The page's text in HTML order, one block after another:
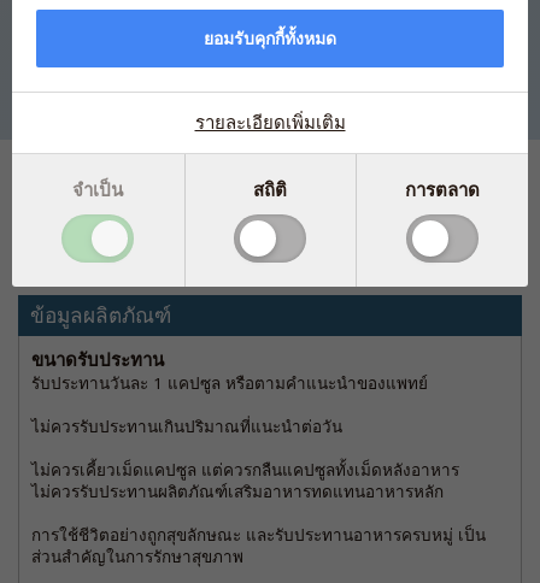
ปราศจากการตัดแต่งทางพันธุกรรม (GMO-free)
มีเอกสารทางวิทยาศาสตร์รับรอง
1 เม็ด ประกอบด้วย
วิตามินอี (ดี-อัลฟา-โทโคฟีรอล d-alpha-
tocopherol)
350มิลลิก
ข้อมูลผลิตภัณฑ์
ขนาดรับประทาน
รับประทานวันละ 1 แคปซูล หรือตามคำแนะนำของแพทย์
ไม่ควรรับประทานเกินปริมาณที่แนะนำต่อวัน
ไม่ควรเคี้ยวเม็ดแคปซูล แต่ควรกลืนแคปซูลทั้งเม็ดหลังอาหาร
ไม่ควรรับประทานผลิตภัณฑ์เสริมอาหารทดแทนอาหารหลัก
การใช้ชีวิตอย่างถูกสุขลักษณะ และรับประทานอาหารครบหมู่ เป็น
ส่วนสำคัญในการรักษาสุขภาพ
ยอมรับคุกกี้ทั้งหมด
รายละเอียดเพิ่มเติม
จำเป็น สถิติ การตลาด